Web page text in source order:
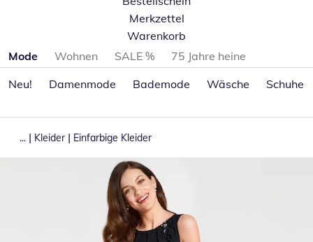
Merkzettel
Warenkorb
Produktkategorien überspringen
Mode Wohnen SALE %
75 Jahre heine
Neu!
Damenmode Bademode Wäsche Schuhe
... | Kleider | Einfarbige Kleider